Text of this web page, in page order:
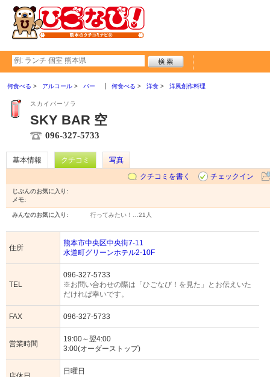
何食べる アルコール バー 何食べる 洋食 洋風創作料理
スカイバーソラ
SKY BAR 空
096-327-5733
基本情報 クチコミ
写真
クチコミを書く
チェックイン
じぶんのお気に入り:
メモ:
みんなのお気に入り: 行ってみたい！… 21人
住所
熊本市中央区中央街7-11
水道町グリーンホテル2-10F
TEL
096-327-5733
※お問い合わせの際は「ひごなび！を見た」とお伝えいた
だければ幸いです。
FAX 096-327-5733
営業時間
19:00～翌4:00
3:00(オーダーストップ)
日曜日